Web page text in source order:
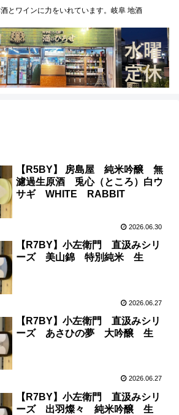
とワインに力をいれています。岐阜 地酒
【R5BY】 房島屋 純米吟醸 無
濾過生原酒 兎心（ところ）白ウ
サギ WHITE RABBIT
2026.06.30
【R7BY】小左衛門 直汲みシリ
ーズ 美山錦 特別純米 生
2026.06.27
【R7BY】小左衛門 直汲みシリ
ーズ あさひの夢 大吟醸 生
2026.06.27
【R7BY】小左衛門 直汲みシリ
ーズ 出羽燦々 純米吟醸 生